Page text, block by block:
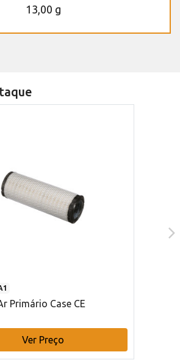
13,00 g
Primário Case CE
Ver Preço